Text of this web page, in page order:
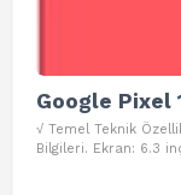
Google Pixel
√ Temel Teknik
Bilgileri. Ekran: 6.3